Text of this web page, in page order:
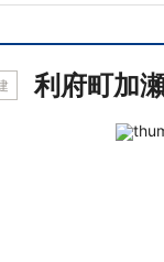
利府町加